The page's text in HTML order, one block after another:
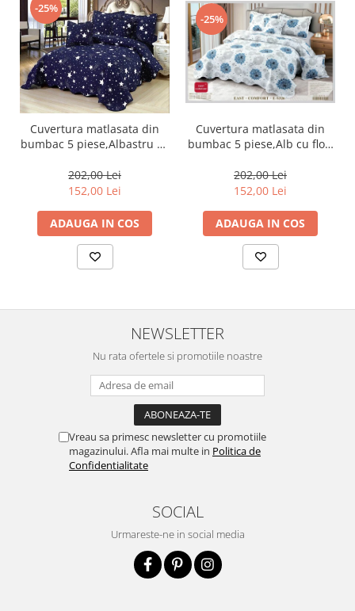
-25%
Cuvertura matlasata din
bumbac 5 piese,Albastru cu
202,00 Lei
152,00 Lei
ADAUGA IN COS
-25%
Cuvertura matlasata din
bumbac 5 piese,Alb cu flori
202,00 Lei
152,00 Lei
ADAUGA IN COS
NEWSLETTER
Nu rata ofertele si promotiile noastre
Vreau sa primesc newsletter cu promotiile
magazinului. Afla mai multe in Politica de
Confidentialitate
SOCIAL
Urmareste-ne in social media